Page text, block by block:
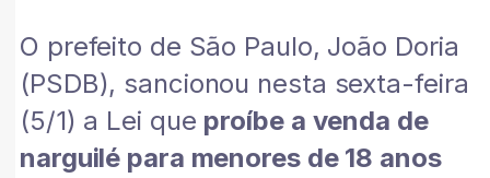
O prefeito de São Paulo, João Doria
(PSDB), sancionou nesta sexta-feira
(5/1) a Lei que proíbe a venda de
narguilé para menores de 18 anos